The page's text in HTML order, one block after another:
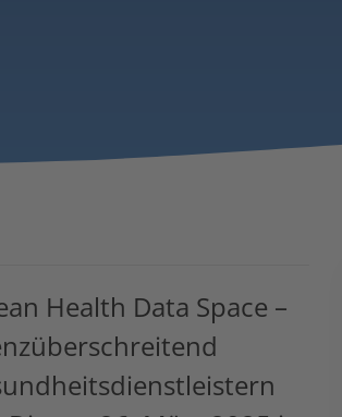
Health Data Space –